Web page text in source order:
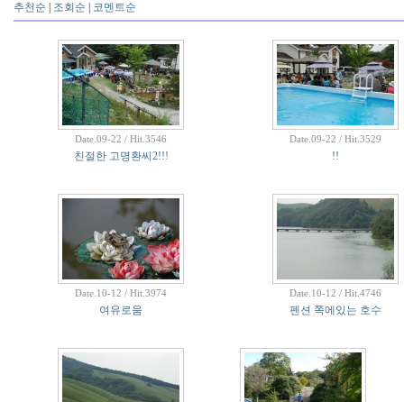
추천순 조회순 코멘트순
Date.09-22 / Hit.3546
친절한 고명환씨2!!!
Date.09-22 / Hit.3529
!!
Date.10-12 / Hit.3974
여유로움
Date.10-12 / Hit.4746
펜션 쪽에있는 호수